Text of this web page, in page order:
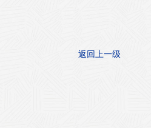
返回上一级